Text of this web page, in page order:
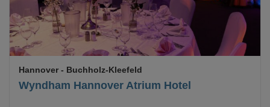
Wyndham Hannover Atrium Hotel
Hannover - Buchholz-Kleefeld